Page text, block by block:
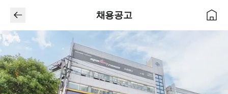
채용공고